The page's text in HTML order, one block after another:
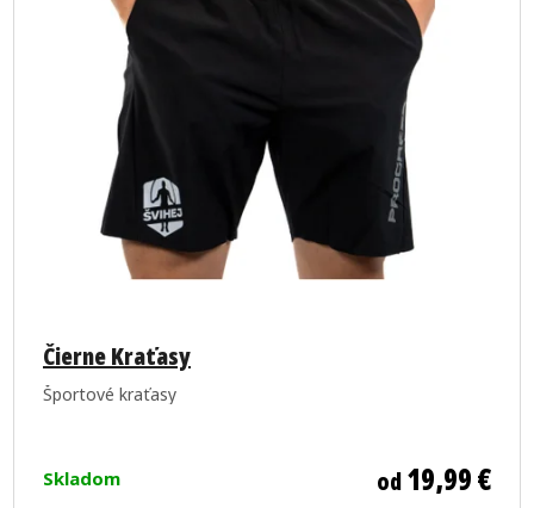
Čierne Kraťasy
Športové kraťasy
Skladom od19,99 €